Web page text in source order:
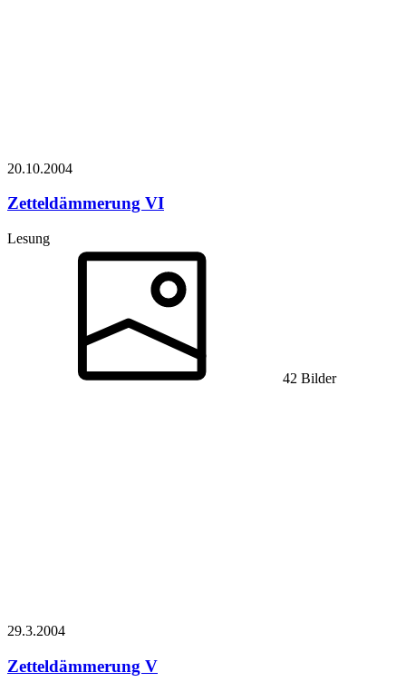
20.10.2004
Zetteldämmerung VI
Lesung
42 Bilder
29.3.2004
Zetteldämmerung V